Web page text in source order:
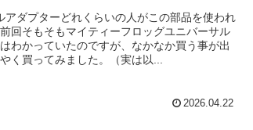
ダプターどれくらいの人がこの部品を使われ
回そもそもマイティーフロッグユニバーサル
わかっていたのですが、なかなか買う事が出
く買ってみました。（実は以...
2026.04.22